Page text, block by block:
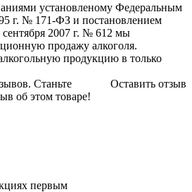
установленому Федеральным
г. № 171-ФЗ и постановлением
2007 г. № 612 мы
продажу алкоголя.
продукцию в только
Оставить отзыв
Станьте
об этом товаре!
первым